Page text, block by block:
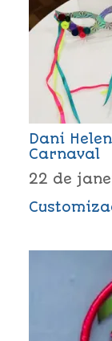
Dani
Carnaval
22 de